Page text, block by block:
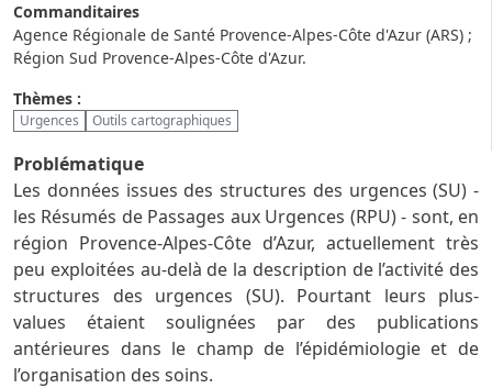
Commanditaires
Agence Régionale de Santé Provence-Alpes-Côte d'Azur (ARS) ;
Région Sud Provence-Alpes-Côte d'Azur.
Thèmes :
Urgences Outils cartographiques
Problématique
Les données issues des structures des urgences (SU) -
les Résumés de Passages aux Urgences (RPU) - sont, en
région Provence-Alpes-Côte d’Azur, actuellement très
peu exploitées au-delà de la description de l’activité des
structures des urgences (SU). Pourtant leurs plus-
values étaient soulignées par des publications
antérieures dans le champ de l’épidémiologie et de
l’organisation des soins.